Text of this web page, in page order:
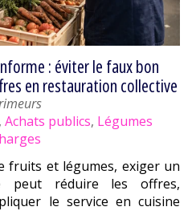
: éviter le faux bon
en restauration collective
, Achats publics, Légumes
fruits et légumes, exiger un
peut réduire les offres,
le service en cuisine